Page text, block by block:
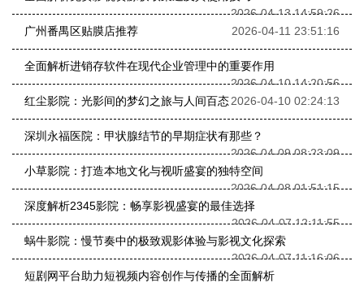
2026-04-13 14:59:26
广州番禺区贴膜店推荐
2026-04-11 23:51:16
全面解析进销存软件在现代企业管理中的重要作用
2026-04-10 14:20:56
红尘影院：光影间的梦幻之旅与人间百态2026-04-10 02:24:13
深圳永福医院：甲状腺结节的早期症状有那些？
2026-04-09 08:23:09
小草影院：打造本地文化与视听盛宴的独特空间
2026-04-08 01:51:15
深度解析2345影院：畅享影视盛宴的最佳选择
2026-04-07 12:11:55
蜗牛影院：慢节奏中的极致观影体验与影视文化探索
2026-04-07 11:16:06
短剧网平台助力短视频内容创作与传播的全面解析